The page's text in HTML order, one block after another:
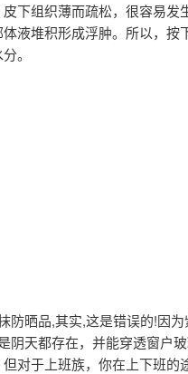
下组织薄而疏松，很容易发
液堆积形成浮肿。所以，按
。
防晒品,其实,这是错误的!因为
阴天都存在，并能穿透窗户
对于上班族，你在上下班的